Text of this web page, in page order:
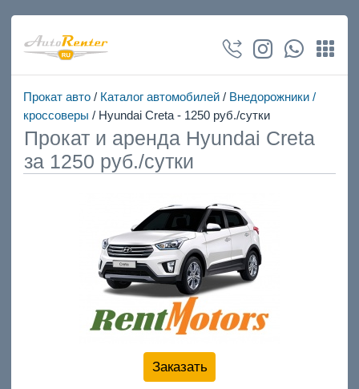
Прокат авто/ Каталог автомобилей/ Внедорожники /
кроссоверы / Hyundai Creta - 1250 руб./сутки
Прокат и аренда Hyundai Creta
за 1250 руб./сутки
Заказать